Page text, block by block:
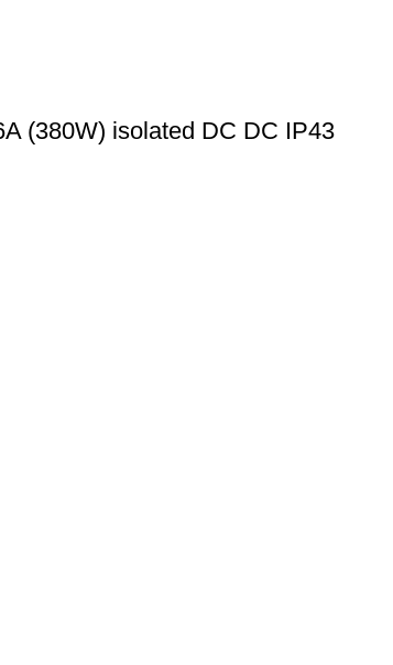
(380W) isolated DC DC IP43